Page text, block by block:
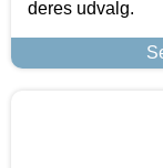
deres udvalg.